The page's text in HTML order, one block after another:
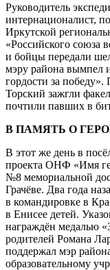
Руководитель
интернационалист,
Иркутской
«Российского союза
и бойцы передали
мэру района вымпел
гордости за
Торский зажгли
почтили павших в
В ПАМЯТЬ О
В этот же день в
проекта ОНФ «Имя
№8 мемориальной
Грачёве. Два года
в командировке в
в Енисее детей.
награждён медалью
родителей Романа
поддержал мэр
образовательному